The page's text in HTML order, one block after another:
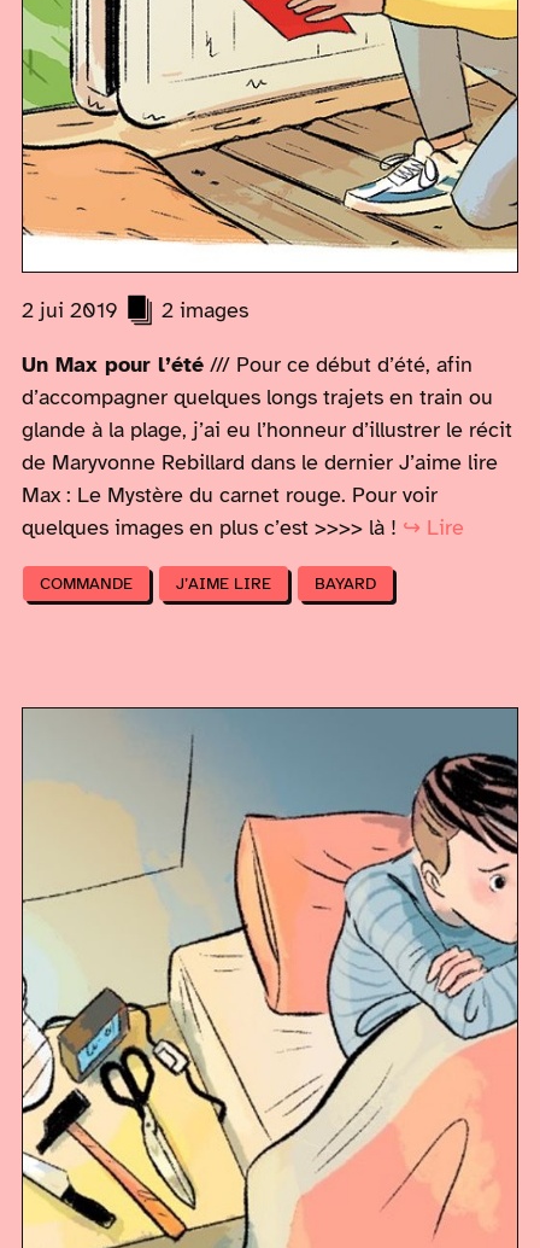
2 jui 2019 2 images
Un Max pour l’été /// Pour ce début d’été, afin
d’accompagner quelques longs trajets en train ou
glande à la plage, j’ai eu l’honneur d’illustrer le récit
de Maryvonne Rebillard dans le dernier J’aime lire
Max : Le Mystère du carnet rouge. Pour voir
quelques images en plus c’est >>>> là ! ↪ Lire
COMMANDE J’AIME LIRE BAYARD